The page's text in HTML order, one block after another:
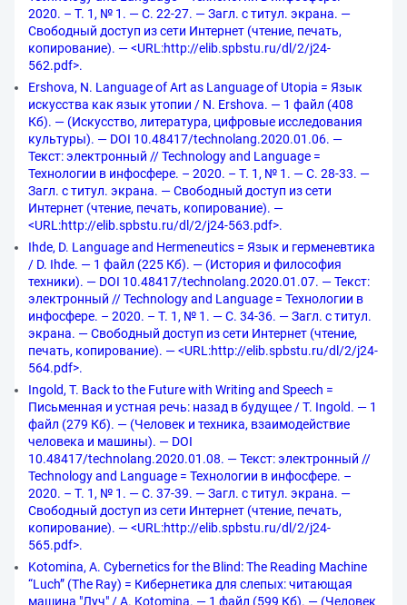
2020. – Т. 1, № 1. — С. 22-27. — Загл. с титул. экрана. —
Свободный доступ из сети Интернет (чтение, печать,
копирование). — <URL:http://elib.spbstu.ru/dl/2/j24-
562.pdf>.
Ershova, N. Language of Art as Language of Utopia = Язык
искусства как язык утопии / N. Ershova. — 1 файл (408
Кб). — (Искусство, литература, цифровые исследования
культуры). — DOI 10.48417/technolang.2020.01.06. —
Текст: электронный // Technology and Language =
Технологии в инфосфере. – 2020. – Т. 1, № 1. — С. 28-33. —
Загл. с титул. экрана. — Свободный доступ из сети
Интернет (чтение, печать, копирование). —
<URL:http://elib.spbstu.ru/dl/2/j24-563.pdf>.
Ihde, D. Language and Hermeneutics = Язык и герменевтика
/ D. Ihde. — 1 файл (225 Кб). — (История и философия
техники). — DOI 10.48417/technolang.2020.01.07. — Текст:
электронный // Technology and Language = Технологии в
инфосфере. – 2020. – Т. 1, № 1. — С. 34-36. — Загл. с титул.
экрана. — Свободный доступ из сети Интернет (чтение,
печать, копирование). — <URL:http://elib.spbstu.ru/dl/2/j24-
564.pdf>.
Ingold, T. Back to the Future with Writing and Speech =
Письменная и устная речь: назад в будущее / T. Ingold. — 1
файл (279 Кб). — (Человек и техника, взаимодействие
человека и машины). — DOI
10.48417/technolang.2020.01.08. — Текст: электронный //
Technology and Language = Технологии в инфосфере. –
2020. – Т. 1, № 1. — С. 37-39. — Загл. с титул. экрана. —
Свободный доступ из сети Интернет (чтение, печать,
копирование). — <URL:http://elib.spbstu.ru/dl/2/j24-
565.pdf>.
Kotomina, A. Cybernetics for the Blind: The Reading Machine
“Luch” (The Ray) = Кибернетика для слепых: читающая
машина "Луч" / A. Kotomina. — 1 файл (599 Кб). — (Человек